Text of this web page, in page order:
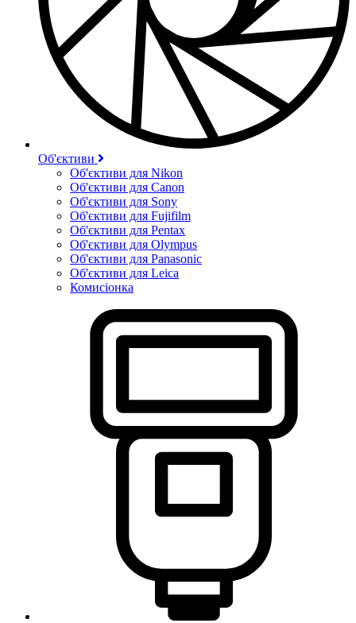
Об'єктиви
Об'єктиви для Nikon
Об'єктиви для Canon
Об'єктиви для Sony
Об'єктиви для Fujifilm
Об'єктиви для Pentax
Об'єктиви для Olympus
Об'єктиви для Panasonic
Об'єктиви для Leica
Комисіонка